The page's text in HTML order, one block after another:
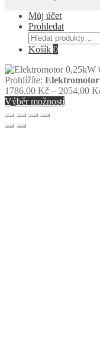
Můj účet
Prohledat
Hledat:
Košík 0
Prohlížíte:
1786,00 Kč – 2054,00
Výběr možností